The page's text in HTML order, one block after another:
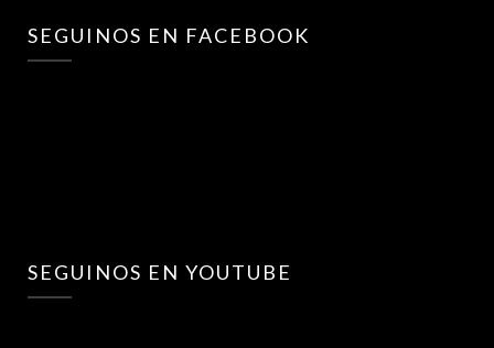
SEGUINOS EN FACEBOOK
SEGUINOS EN YOUTUBE